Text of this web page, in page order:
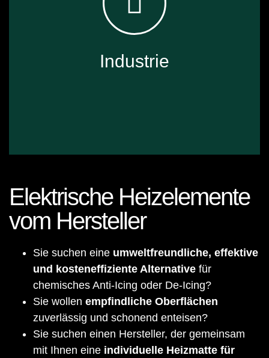
✓ Bauwesen & Architektur: Einsatz auf Dächern,
Dachrinnen und Außentreppen von Gebäuden
✓ Öffentliche Infrastrukturen: Anwendung auf Brücken,
Industrie
✓ Luftfahrt
✓ Landwirtschaft
✓ Energiewirtschaft
Elektrische Heizelemente
vom Hersteller
Sie suchen eine umweltfreundliche, effektive
und kosteneffiziente Alternative für
chemisches Anti-Icing oder De-Icing?
Sie wollen empfindliche Oberflächen
zuverlässig und schonend enteisen?
Sie suchen einen Hersteller, der gemeinsam
mit Ihnen eine individuelle Heizmatte für